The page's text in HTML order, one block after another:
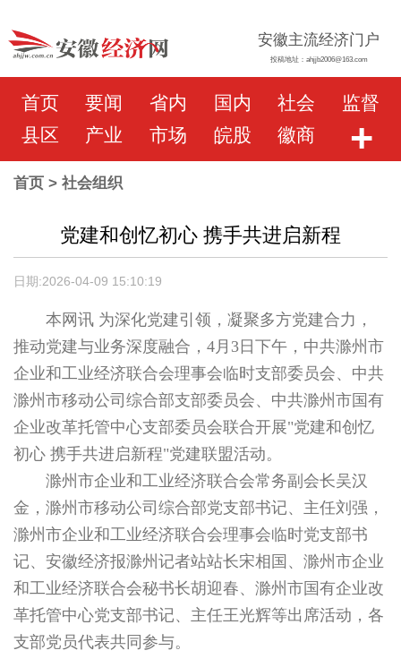
安徽主流经济门户
投稿地址：ahjjb2006@163.com
首页 要闻 省内 国内 社会
监督
县区
产业 市场 皖股 徽商 +
首页> 社会组织
党建和创忆初心 携手共进启新程
日期:2026-04-09 15:10:19
本网讯 为深化党建引领，凝聚多方党建合力，
推动党建与业务深度融合，4月3日下午，中共滁州市
企业和工业经济联合会理事会临时支部委员会、中共
滁州市移动公司综合部支部委员会、中共滁州市国有
企业改革托管中心支部委员会联合开展"党建和创忆
初心 携手共进启新程"党建联盟活动。
滁州市企业和工业经济联合会常务副会长吴汉
金，滁州市移动公司综合部党支部书记、主任刘强，
滁州市企业和工业经济联合会理事会临时党支部书
记、安徽经济报滁州记者站站长宋相国、滁州市企业
和工业经济联合会秘书长胡迎春、滁州市国有企业改
革托管中心党支部书记、主任王光辉等出席活动，各
支部党员代表共同参与。